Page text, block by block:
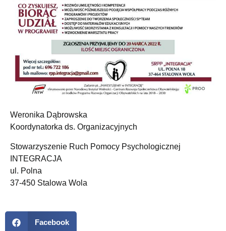
Weronika Dąbrowska
Koordynatorka ds. Organizacyjnych
Stowarzyszenie Ruch Pomocy Psychologicznej
INTEGRACJA
ul. Polna
37-450 Stalowa Wola
Facebook